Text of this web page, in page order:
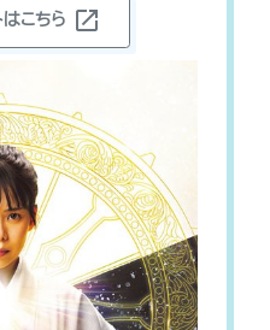
はこちら open_in_new